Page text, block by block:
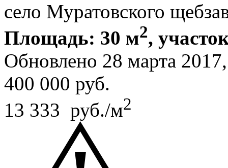
село Муратовского
Площадь: 30 м2,
Обновлено 28 марта
400 000 руб.
13 333 руб./м2